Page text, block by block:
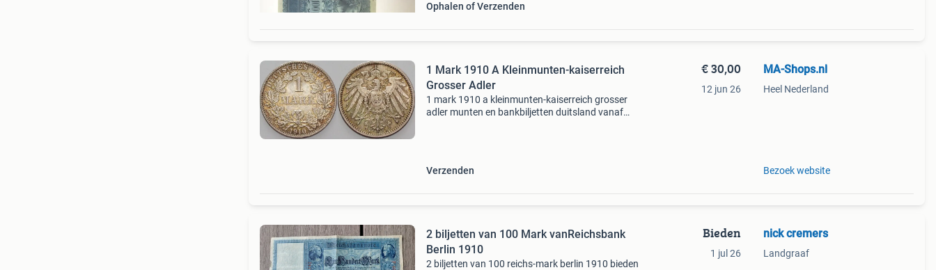
Ophalen of Verzenden
1 Mark 1910 A Kleinmunten-kaiserreich
Grosser Adler
1 mark 1910 a kleinmunten-kaiserreich grosser
adler munten en bankbiljetten duitsland vanaf
Verzenden
€ 30,00
12 jun 26
MA-Shops.nl
Heel Nederland
Bezoek website
2 biljetten van 100 Mark vanReichsbank
Berlin 1910
2 biljetten van 100 reichs-mark berlin 1910 bieden
Bieden
1 jul 26
nick cremers
Landgraaf